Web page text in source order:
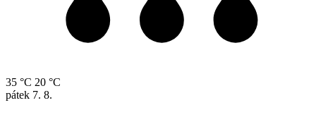
35 °C 20 °C
pátek 7. 8.